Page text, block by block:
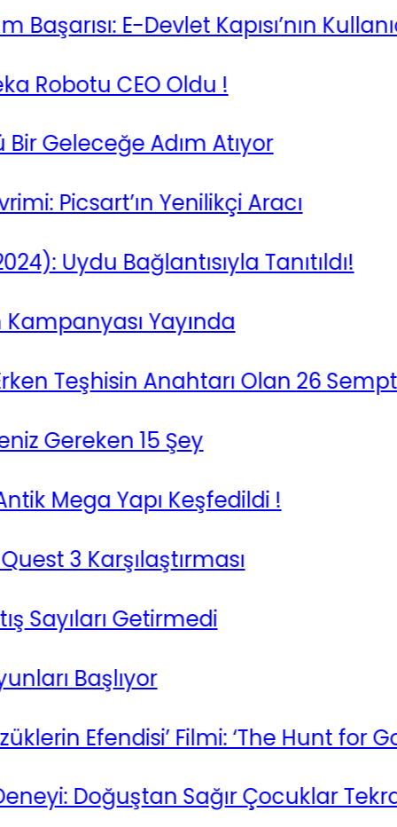
E-Devlet Kapısı’nın Kullanıcı
CEO Oldu !
Adım Atıyor
Yenilikçi Aracı
Uydu Bağlantısıyla Tanıtıldı!
Yayında
Teşhisin Anahtarı Olan 26 Semptom
15 Şey
Mega Yapı Keşfedildi !
3 Karşılaştırması
Getirmedi
Başlıyor
Efendisi’ Filmi: ‘The Hunt for
Doğuştan Sağır Çocuklar Tekrar